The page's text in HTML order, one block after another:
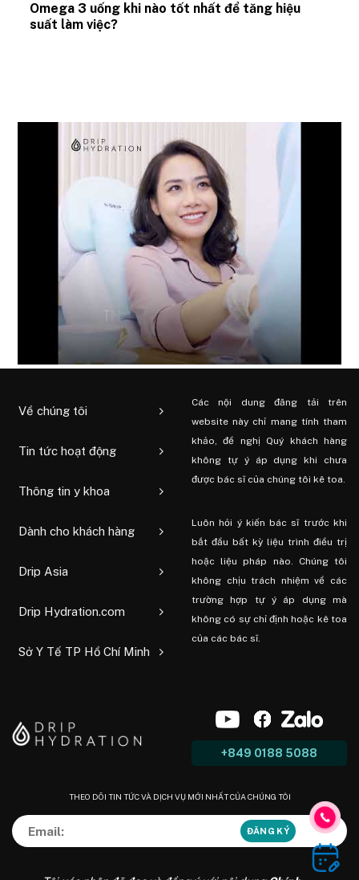
Omega 3 uống khi nào tốt nhất để tăng hiệu
suất làm việc?
Về chúng tôi
Tin tức hoạt động
Thông tin y khoa
Dành cho khách hàng
Drip Asia
Drip Hydration.com
Sở Y Tế TP Hồ Chí Minh
Các nội dung đăng tải trên
website này chỉ mang tính tham
khảo, đề nghị Quý khách hàng
không tự ý áp dụng khi chưa
được bác sĩ của chúng tôi kê toa.
Luôn hỏi ý kiến ​​bác sĩ trước khi
bắt đầu bất kỳ liệu trình điều trị
hoặc liệu pháp nào. Chúng tôi
không chịu trách nhiệm về các
trường hợp tự ý áp dụng mà
không có sự chỉ định hoặc kê toa
của các bác sĩ.
+849 0188 5088
THEO DÕI TIN TỨC VÀ DỊCH VỤ MỚI NHẤT CỦA CHÚNG TÔI